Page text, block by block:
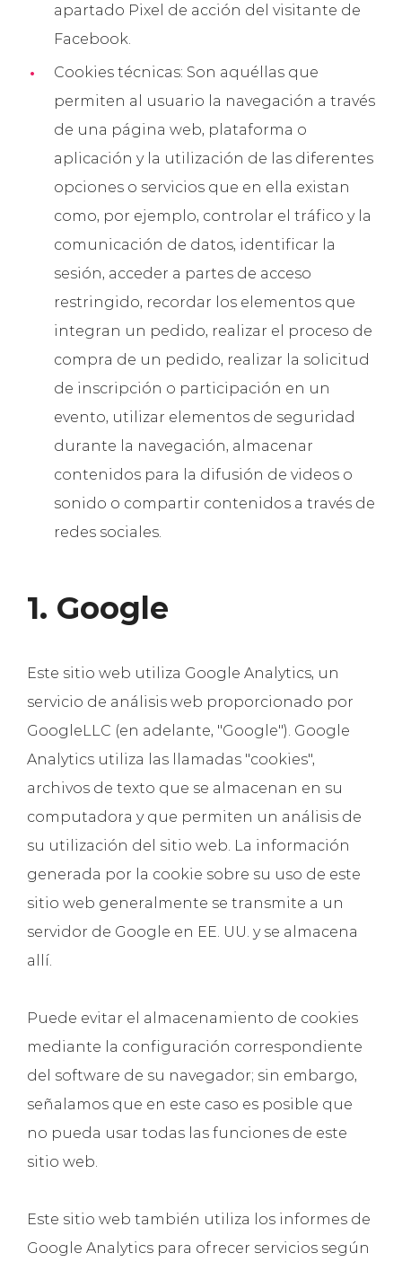
apartado Pixel de acción del visitante de
Facebook.
Cookies técnicas: Son aquéllas que
permiten al usuario la navegación a través
de una página web, plataforma o
aplicación y la utilización de las diferentes
opciones o servicios que en ella existan
como, por ejemplo, controlar el tráfico y la
comunicación de datos, identificar la
sesión, acceder a partes de acceso
restringido, recordar los elementos que
integran un pedido, realizar el proceso de
compra de un pedido, realizar la solicitud
de inscripción o participación en un
evento, utilizar elementos de seguridad
durante la navegación, almacenar
contenidos para la difusión de videos o
sonido o compartir contenidos a través de
redes sociales.
1. Google
Este sitio web utiliza Google Analytics, un
servicio de análisis web proporcionado por
GoogleLLC (en adelante, "Google"). Google
Analytics utiliza las llamadas "cookies",
archivos de texto que se almacenan en su
computadora y que permiten un análisis de
su utilización del sitio web. La información
generada por la cookie sobre su uso de este
sitio web generalmente se transmite a un
servidor de Google en EE. UU. y se almacena
allí.
Puede evitar el almacenamiento de cookies
mediante la configuración correspondiente
del software de su navegador; sin embargo,
señalamos que en este caso es posible que
no pueda usar todas las funciones de este
sitio web.
Este sitio web también utiliza los informes de
Google Analytics para ofrecer servicios según